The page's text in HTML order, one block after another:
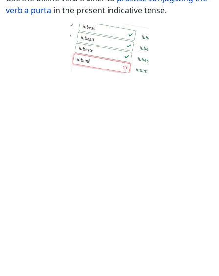
verb a purta in the present indicative tense.